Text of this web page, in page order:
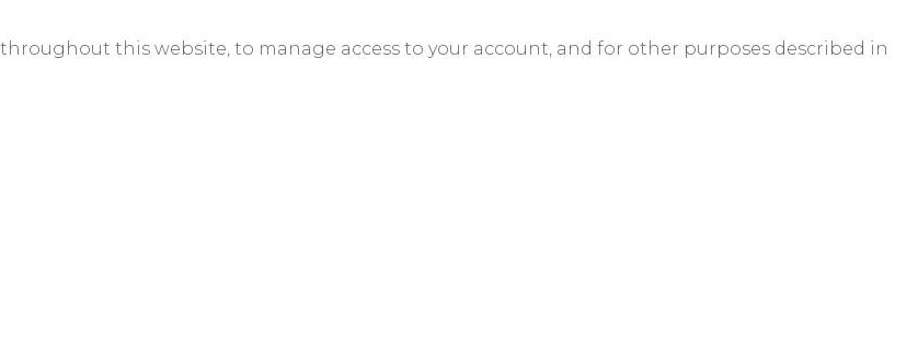
this website, to manage access to your account, and for other purposes described in